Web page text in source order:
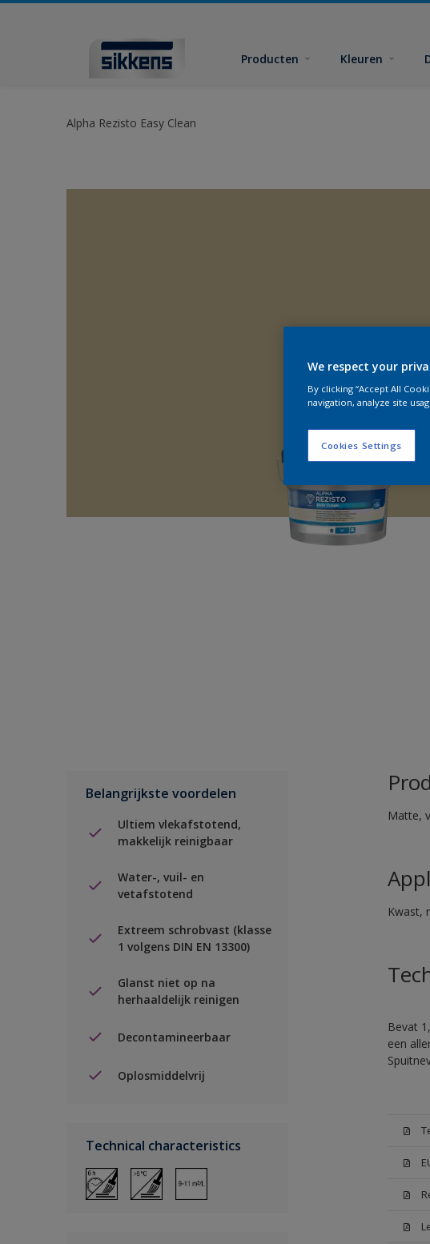
Producten Kleuren
Alpha Rezisto Easy Clean
Belangrijkste voordelen
Ultiem vlekafstotend,
makkelijk reinigbaar
Water-, vuil- en
vetafstotend
Extreem schrobvast (klasse
1 volgens DIN EN 13300)
Glanst niet op na
herhaaldelijk reinigen
Decontamineerbaar
Oplosmiddelvrij
Technical characteristics
Matte,
Kwast,
Bevat
een
We respect your
By clicking “Accept All
navigation, analyze site
Cookies Settings